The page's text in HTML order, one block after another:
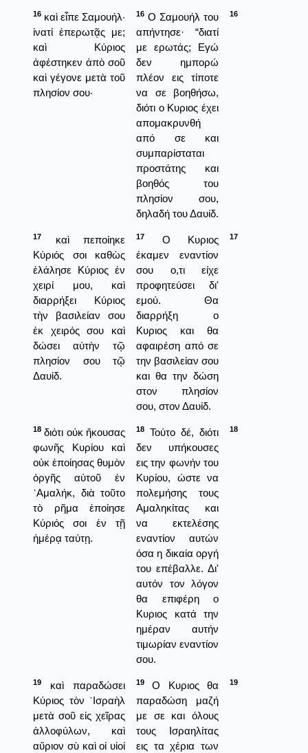
16 καὶ εἶπε Σαμουήλ·
ἱνατί ἐπερωτᾷς με;
καὶ Κύριος
ἀφέστηκεν ἀπὸ σοῦ
καὶ γέγονε μετὰ τοῦ
πλησίον σου·
16 Ο Σαμουήλ του
απήντησε· “διατί
με ερωτάς; Εγώ
δεν ημπορώ
πλέον εις τίποτε
να σε βοηθήσω,
διότι ο Κυριος έχει
απομακρυνθή
από σε και
συμπαρίσταται
προστάτης και
βοηθός του
πλησίον σου,
δηλαδή του Δαυίδ.
16
17
καὶ πεποίηκε
Κύριός σοι καθὼς
ἐλάλησε Κύριος ἐν
χειρί μου, καὶ
διαρρήξει Κύριος
τὴν βασιλείαν σου
ἐκ χειρός σου καὶ
δώσει αὐτὴν τῷ
πλησίον σου τῷ
Δαυίδ.
17
Ο Κυριος
έκαμεν εναντίον
σου ο,τι είχε
προφητεύσει δι'
εμού. Θα
διαρρήξη ο
Κυριος και θα
αφαιρέση από σε
την βασιλείαν σου
και θα την δώση
στον πλησίον
σου, στον Δαυίδ.
17
18 διότι οὐκ ἤκουσας
φωνῆς Κυρίου καὶ
οὐκ ἐποίησας θυμὸν
ὀργῆς αὐτοῦ ἐν
᾿Αμαλήκ, διὰ τοῦτο
τὸ ρῆμα ἐποίησε
Κύριός σοι ἐν τῇ
ἡμέρᾳ ταύτῃ.
18
Τούτο δέ, διότι
δεν υπήκουσες
εις την φωνήν του
Κυρίου, ώστε να
πολεμήσης τους
Αμαληκίτας και
να εκτελέσης
εναντίον αυτών
όσα η δικαία οργή
του επέβαλλε. Δι'
αυτόν τον λόγον
θα επιφέρη ο
Κυριος κατά την
ημέραν αυτήν
τιμωρίαν εναντίον
σου.
18
19
καὶ παραδώσει
Κύριος τὸν ᾿Ισραὴλ
μετὰ σοῦ εἰς χεῖρας
ἀλλοφύλων, καὶ
αὔριον σὺ καὶ οἱ υἱοί
19
Ο Κυριος θα
παραδώση μαζή
με σε και όλους
τους Ισραηλίτας
εις τα χέρια των
19